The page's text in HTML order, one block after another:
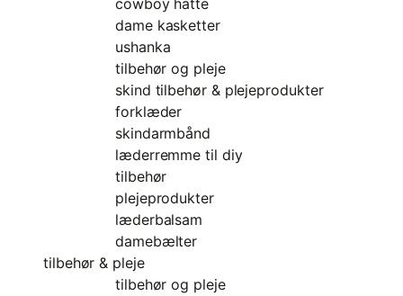
cowboy hatte
dame kasketter
ushanka
tilbehør og pleje
skind tilbehør & plejeprodukter
forklæder
skindarmbånd
læderremme til diy
tilbehør
plejeprodukter
læderbalsam
damebælter
tilbehør & pleje
tilbehør og pleje